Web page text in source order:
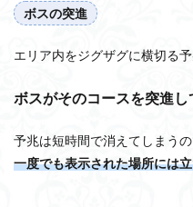
ボスの突進
エリア内をジグザグに横切る
ボスがそのコースを突進し
予兆は短時間で消えてしまうの
一度でも表示された場所には